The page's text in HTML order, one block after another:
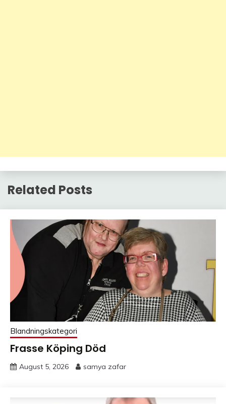
Related Posts
Blandningskategori
Frasse Köping Död
August 5, 2026 samya zafar